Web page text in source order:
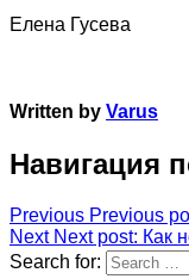
Елена Гусева
Written by Varus
Навигация
Previous Previous
Next Next post: Как
Search for: